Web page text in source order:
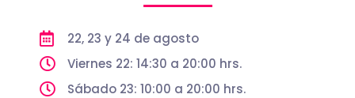
22, 23 y 24 de agosto
Viernes 22: 14:30 a 20:00 hrs.
Sábado 23: 10:00 a 20:00 hrs.